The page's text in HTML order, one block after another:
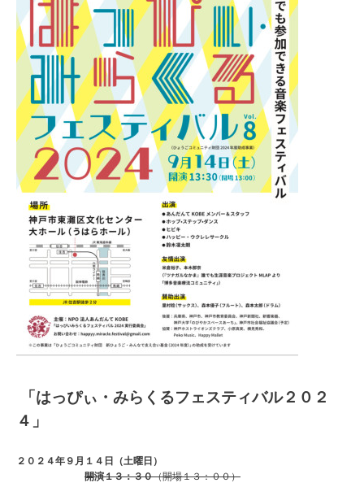
「はっぴぃ・みらくるフェスティバル２０２
４」
２０２４年９月１４日（土曜日）
開演１３：３０（開場１３：００）